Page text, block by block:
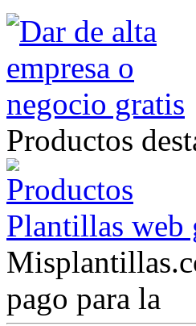
Productos
Plantillas web
pago para la